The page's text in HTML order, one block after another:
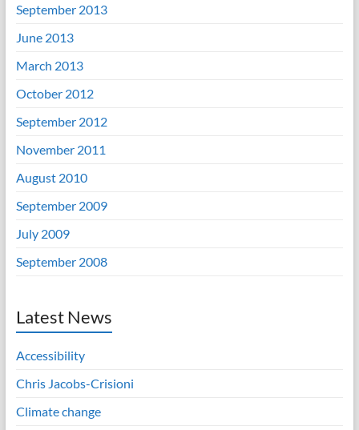
September 2013
June 2013
March 2013
October 2012
September 2012
November 2011
August 2010
September 2009
July 2009
September 2008
Latest News
Accessibility
Chris Jacobs-Crisioni
Climate change